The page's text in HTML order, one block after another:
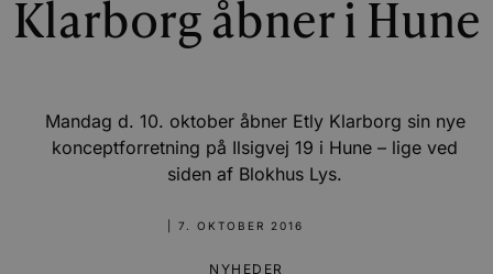
Klarborg åbner i Hune
Mandag d. 10. oktober åbner Etly Klarborg sin nye
konceptforretning på Ilsigvej 19 i Hune – lige ved
siden af Blokhus Lys.
7. OKTOBER 2016
NYHEDER